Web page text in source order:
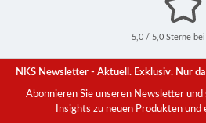
5,0 / 5,0 Sterne
NKS Newsletter - Aktuell. Exklusiv. Nur
Abonnieren Sie unseren Newsletter und
Insights zu neuen Produkten